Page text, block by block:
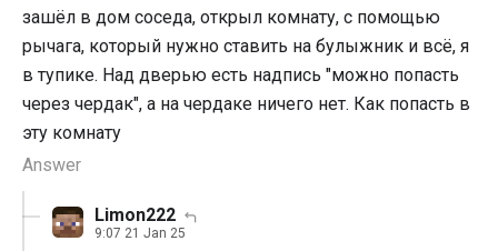
зашёл в дом соседа, открыл комнату, с помощью
рычага, который нужно ставить на булыжник и всё, я
в тупике. Над дверью есть надпись "можно попасть
через чердак", а на чердаке ничего нет. Как попасть в
эту комнату
Answer
Limon222
9:07 21 Jan 25